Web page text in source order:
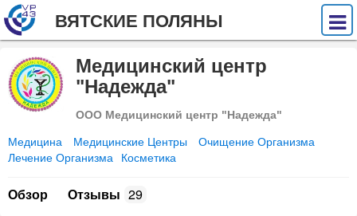
ВЯТСКИЕ ПОЛЯНЫ
Медицинский центр
"Надежда"
ООО Медицинский центр "Надежда"
Медицина Медицинские Центры
Очищение Организма
Лечение Организма Косметика
Обзор Отзывы 29